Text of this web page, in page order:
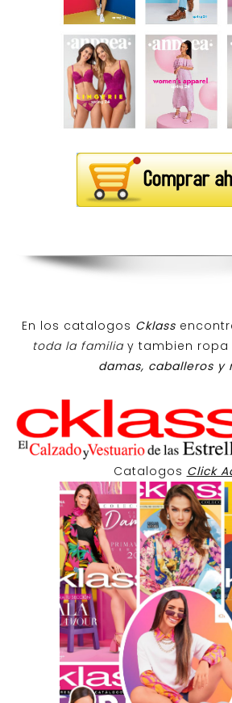
En los catalogos Cklass
toda la familiay tambien ropa
damas, caballeros y
Catalogos Click